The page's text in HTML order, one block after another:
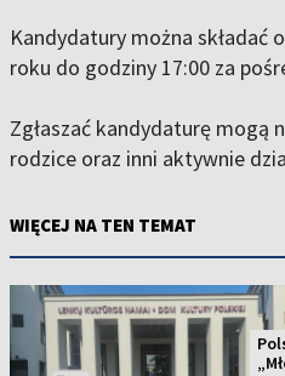
Kandydatury można składać
roku do godziny 17:00 za
Zgłaszać kandydaturę mogą
rodzice oraz inni aktywnie
WIĘCEJ NA TEN TEMAT